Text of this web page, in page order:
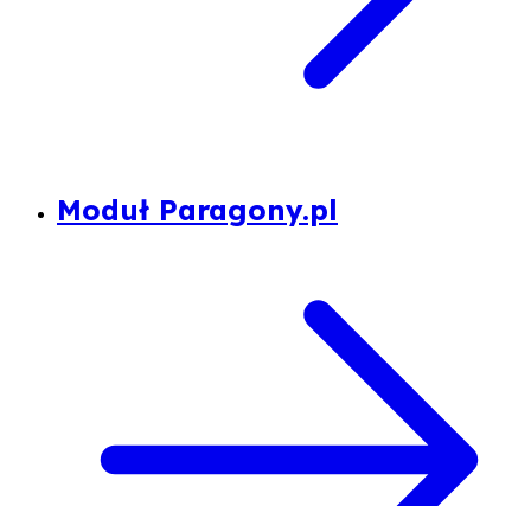
Moduł Paragony.pl